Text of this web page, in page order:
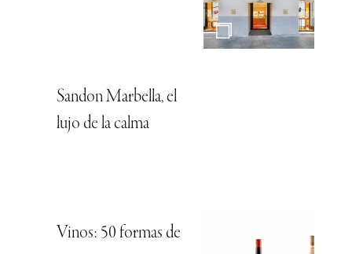
Sandon Marbella, el
lujo de la calma
Vinos: 50 formas de